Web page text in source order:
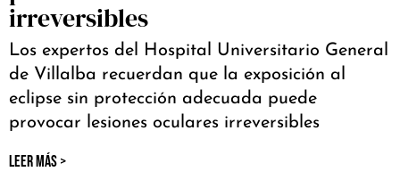
irreversibles
Los expertos del Hospital Universitario General
de Villalba recuerdan que la exposición al
eclipse sin protección adecuada puede
provocar lesiones oculares irreversibles
LEER MÁS >